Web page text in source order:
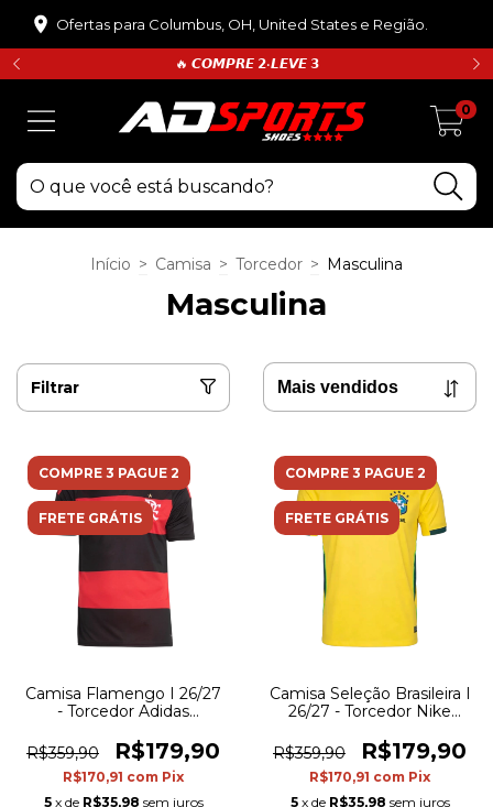
Ofertas para Columbus, OH, United States e Região.
🔥 𝘾𝙊𝙈𝙋𝙍𝙀 𝟮•𝙇𝙀𝙑𝙀 𝟯
0
Início > Camisa > Torcedor > Masculina
Masculina
Filtrar
COMPRE 3 PAGUE 2
FRETE GRÁTIS
Camisa Flamengo I 26/27
- Torcedor Adidas
vermelha
R$359,90 R$179,90
R$170,91 com Pix
5 x de R$35,98 sem juros
COMPRE 3 PAGUE 2
FRETE GRÁTIS
Camisa Seleção Brasileira I
26/27 - Torcedor Nike
R$359,90
R$179,90
R$170,91 com Pix
5 x de R$35,98 sem juros